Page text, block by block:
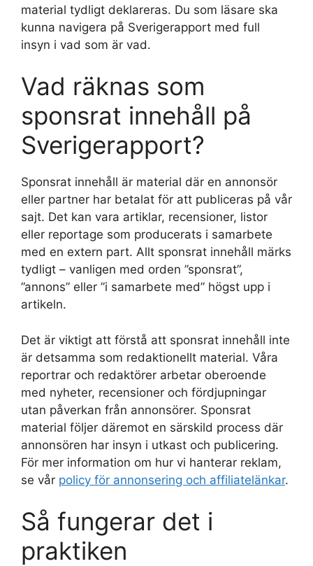
material tydligt deklareras. Du som läsare ska
kunna navigera på Sverigerapport med full
insyn i vad som är vad.
Vad räknas som
sponsrat innehåll på
Sverigerapport?
Sponsrat innehåll är material där en annonsör
eller partner har betalat för att publiceras på vår
sajt. Det kan vara artiklar, recensioner, listor
eller reportage som producerats i samarbete
med en extern part. Allt sponsrat innehåll märks
tydligt – vanligen med orden ”sponsrat”,
”annons” eller ”i samarbete med” högst upp i
artikeln.
Det är viktigt att förstå att sponsrat innehåll inte
är detsamma som redaktionellt material. Våra
reportrar och redaktörer arbetar oberoende
med nyheter, recensioner och fördjupningar
utan påverkan från annonsörer. Sponsrat
material följer däremot en särskild process där
annonsören har insyn i utkast och publicering.
För mer information om hur vi hanterar reklam,
se vår policy för annonsering och affiliatelänkar.
Så fungerar det i
praktiken